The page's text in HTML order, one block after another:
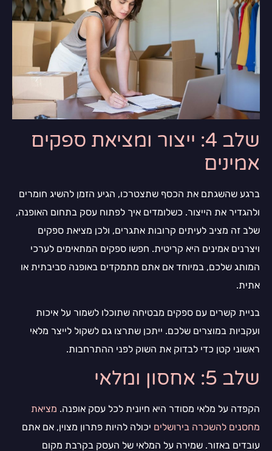
שלב 4: ייצור ומציאת ספקים
אמינים
ברגע שהשגתם את הכסף שתצטרכו, הגיע הזמן להשיג חומרים
ולהגדיר את הייצור. כשלומדים איך לפתוח עסק בתחום האופנה,
שלב זה מציב לעיתים קרובות אתגרים, ולכן מציאת ספקים
ויצרנים אמינים היא קריטית. חפשו ספקים המתאימים לערכי
המותג שלכם, במיוחד אם אתם מתמקדים באופנה סביבתית או
אתית.
בניית קשרים עם ספקים מבטיחה שתוכלו לשמור על איכות
ועקביות במוצרים שלכם. ייתכן שתרצו גם לשקול לייצר מלאי
ראשוני קטן כדי לבדוק את השוק לפני ההתרחבות.
שלב 5: אחסון ומלאי
הקפדה על מלאי מסודר היא חיונית לכל עסק אופנה. מציאת
מחסנים להשכרה בירושלים יכולה להיות פתרון מצוין, אם אתם
עובדים באזור. שמירה על המלאי של העסק בקרבת מקום